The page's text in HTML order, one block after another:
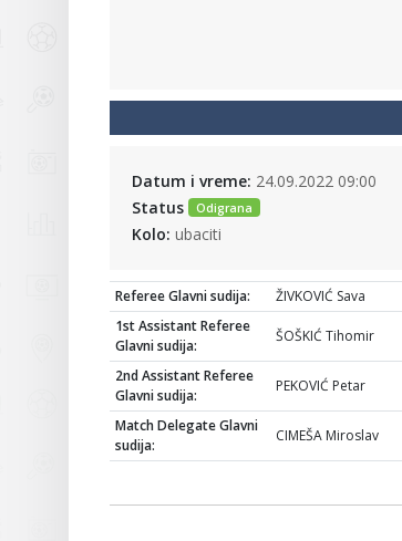
Datum i vreme: 24.09.2022 09:00
Status
Odigrana
Kolo: ubaciti
Referee Glavni sudija:
ŽIVKOVIĆ Sava
1st Assistant Referee
Glavni sudija:
ŠOŠKIĆ Tihomir
2nd Assistant Referee
Glavni sudija:
PEKOVIĆ Petar
Match Delegate Glavni
sudija:
CIMEŠA Miroslav